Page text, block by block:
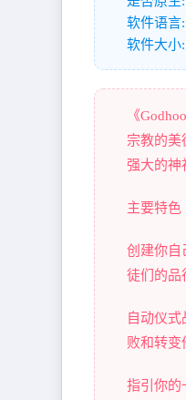
软件语言
软件大小
《
宗教的美
强大的神
主要特色
创建你自
徒们的品
自动仪
败和转变
指引你的